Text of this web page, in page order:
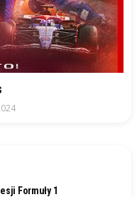
Formuły 1